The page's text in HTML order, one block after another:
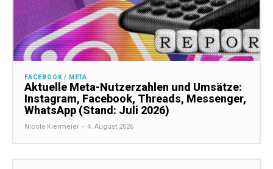
FACEBOOK / META
Aktuelle Meta-Nutzerzahlen und Umsätze:
Instagram, Facebook, Threads, Messenger,
WhatsApp (Stand: Juli 2026)
Nicola Kiermeier - 4. August 2026